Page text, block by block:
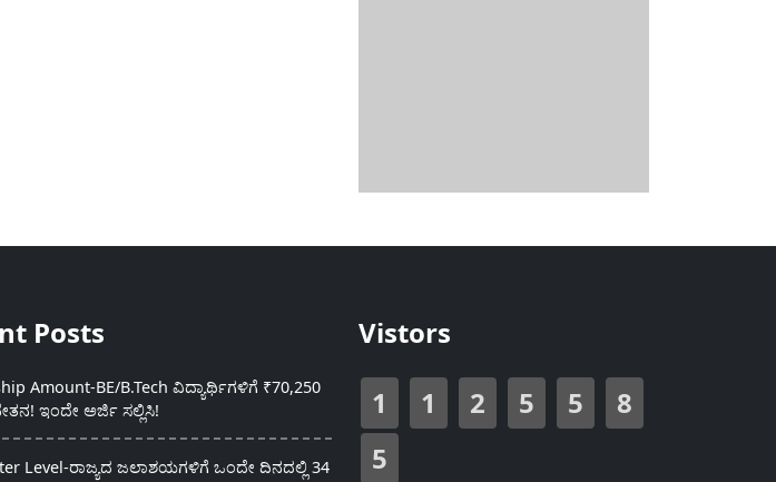
Posts
Amount-BE/B.Tech ವಿದ್ಯಾರ್ಥಿಗಳಿಗೆ ₹70,250
ಇಂದೇ ಅರ್ಜಿ ಸಲ್ಲಿಸಿ!
Level-ರಾಜ್ಯದ ಜಲಾಶಯಗಳಿಗೆ ಒಂದೇ ದಿನದಲ್ಲಿ 34
Vistors
1
1 2 5 5
8
5